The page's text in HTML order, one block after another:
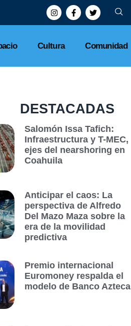
Cultura Comunidad
DESTACADAS
Salomón Issa Tafich:
Infraestructura y T-MEC,
ejes del nearshoring en
Coahuila
Anticipar el caos: La
perspectiva de Alfredo
Del Mazo Maza sobre la
era de la movilidad
predictiva
Premio internacional
Euromoney respalda el
modelo de Banco Azteca